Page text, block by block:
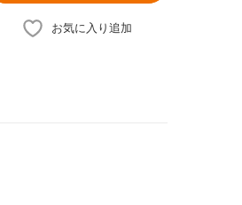
お気に入り追加